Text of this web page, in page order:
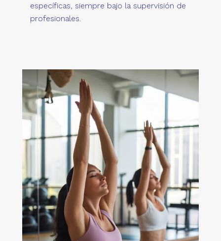
específicas, siempre bajo la supervisión de
profesionales.